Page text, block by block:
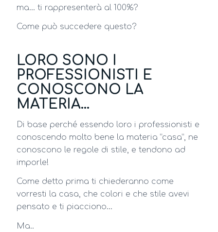
ma… ti rappresenterà al 100%?
Come può succedere questo?
LORO SONO I
PROFESSIONISTI E
CONOSCONO LA
MATERIA…
Di base perché essendo loro i professionisti e
conoscendo molto bene la materia “casa”, ne
conoscono le regole di stile, e tendono ad
imporle!
Come detto prima ti chiederanno come
vorresti la casa, che colori e che stile avevi
pensato e ti piacciono…
Ma..